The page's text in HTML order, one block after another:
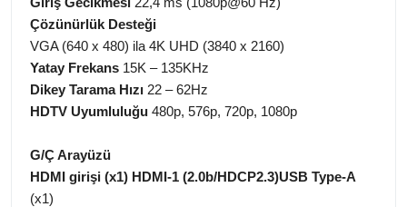
Çözünürlük Desteği
VGA (640 x 480) ila 4K UHD (3840 x 2160)
Yatay Frekans 15K – 135KHz
Dikey Tarama Hızı 22 – 62Hz
HDTV Uyumluluğu 480p, 576p, 720p, 1080p
G/Ç Arayüzü
HDMI girişi (x1) HDMI-1 (2.0b/HDCP2.3)USB Type-A
(x1)